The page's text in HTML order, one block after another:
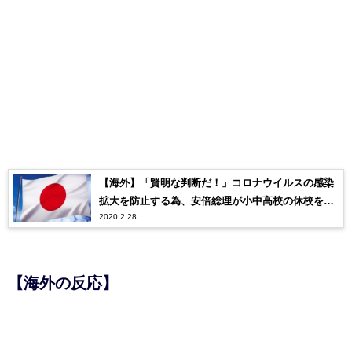
【海外】「賢明な判断だ！」コロナウイルスの感染
拡大を防止する為、安倍総理が小中高校の休校を要
請へ
2020.2.28
【海外の反応】